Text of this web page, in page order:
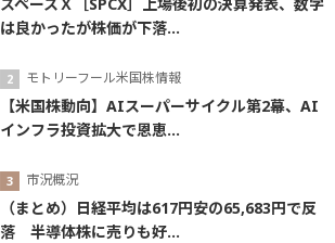
は良かったが株価が下落...
モトリーフール米国株情報
【米国株動向】AIスーパーサイクル第2幕、AI
インフラ投資拡大で恩恵...
市況概況
（まとめ）日経平均は617円安の65,683円で反
落 半導体株に売りも好...